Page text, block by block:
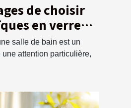
de choisir
en verre
de bain
salle de bain est un
attention particulière,